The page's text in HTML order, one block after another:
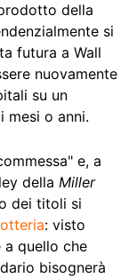
della
si
futura a Wall
nuovamente
su un
mesi o anni.
e, a
della Miller
dei titoli si
: visto
a quello che
bisognerà